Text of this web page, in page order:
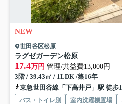
NEW
世田谷区松原
ラグゼガーデン松原
17.4万円 管理/共益費13,000円
3階 / 39.43㎡ / 1LDK /築16年
東急世田谷線「下高井戸」駅 徒歩
バス・トイレ別 室内洗濯機置場